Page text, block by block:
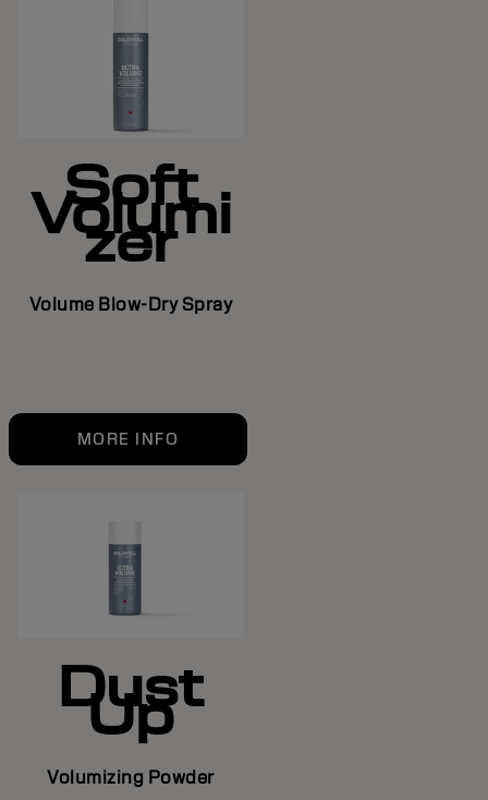
Soft
Volumi
zer
Volume Blow-Dry Spray
MORE INFO
Dust
Up
Volumizing Powder